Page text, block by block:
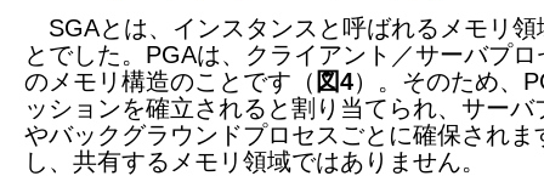
SGAとは、インスタンスと呼ばれるメモリ領
とでした。PGAは、クライアント／サーバプロ
のメモリ構造のことです（ 図4）。そのため、
ッションを確立されると割り当てられ、サーバ
やバックグラウンドプロセスごとに確保されま
し、共有するメモリ領域ではありません。